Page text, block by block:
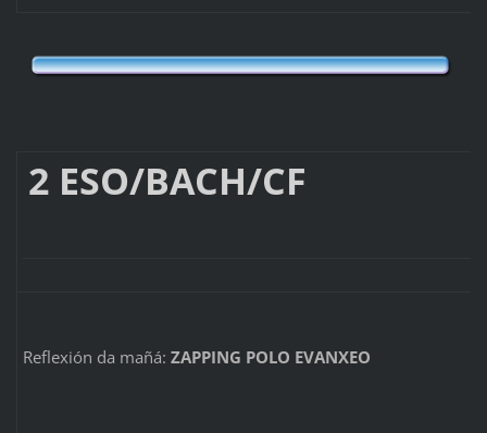
2 ESO/
Reflexión da mañá: ZAPPING POLO EVANXEO